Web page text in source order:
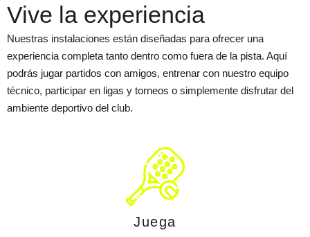
Vive la experiencia
Nuestras instalaciones están diseñadas para ofrecer una
experiencia completa tanto dentro como fuera de la pista. Aquí
podrás jugar partidos con amigos, entrenar con nuestro equipo
técnico, participar en ligas y torneos o simplemente disfrutar del
ambiente deportivo del club.
Juega